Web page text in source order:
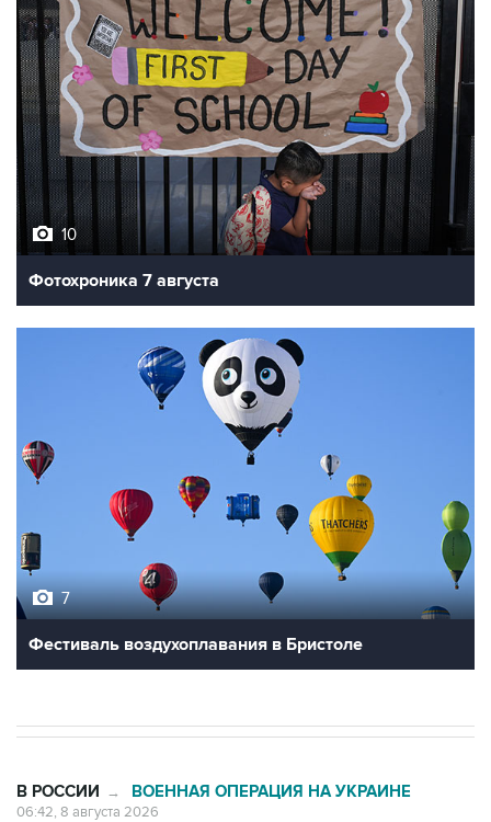
10
Фотохроника 7 августа
7
Фестиваль воздухоплавания в Бристоле
В РОССИИ → ВОЕННАЯ ОПЕРАЦИЯ НА УКРАИНЕ
06:42, 8 августа 2026